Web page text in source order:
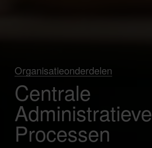
Organisatieonderdelen
Centrale
Administratieve
Processen